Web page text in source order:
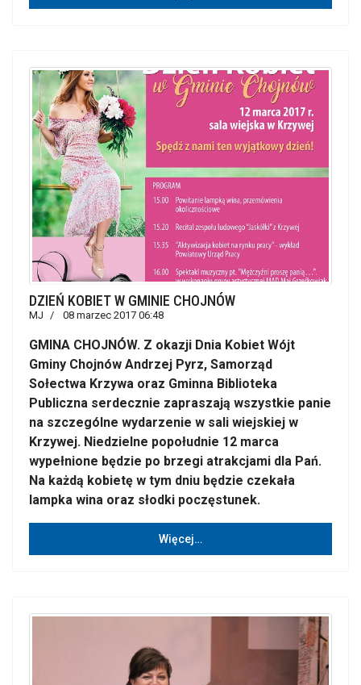
DZIEŃ KOBIET W GMINIE CHOJNÓW
MJ 08 marzec 2017 06:48
GMINA CHOJNÓW. Z okazji Dnia Kobiet Wójt
Gminy Chojnów Andrzej Pyrz, Samorząd
Sołectwa Krzywa oraz Gminna Biblioteka
Publiczna serdecznie zapraszają wszystkie panie
na szczególne wydarzenie w sali wiejskiej w
Krzywej. Niedzielne popołudnie 12 marca
wypełnione będzie po brzegi atrakcjami dla Pań.
Na każdą kobietę w tym dniu będzie czekała
lampka wina oraz słodki poczęstunek.
Więcej…